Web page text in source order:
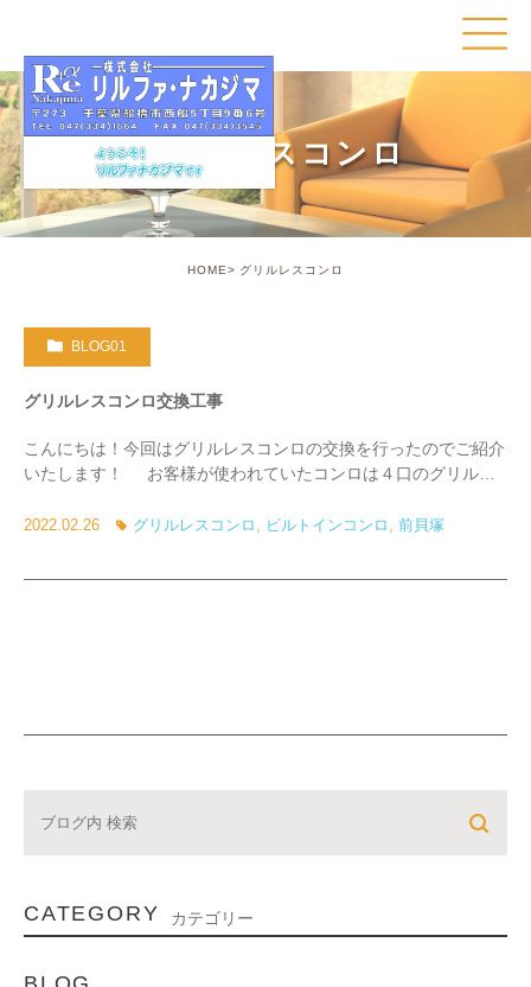
グリルレスコンロ
HOME グリルレスコンロ
BLOG01
グリルレスコンロ交換工事
こんにちは！今回はグリルレスコンロの交換を行ったのでご紹介
いたします！ お客様が使われていたコンロは４口のグリルが
ンロに […]
2022.02.26 グリルレスコンロ , ビルトインコンロ , 前貝塚
CATEGORY カテゴリー